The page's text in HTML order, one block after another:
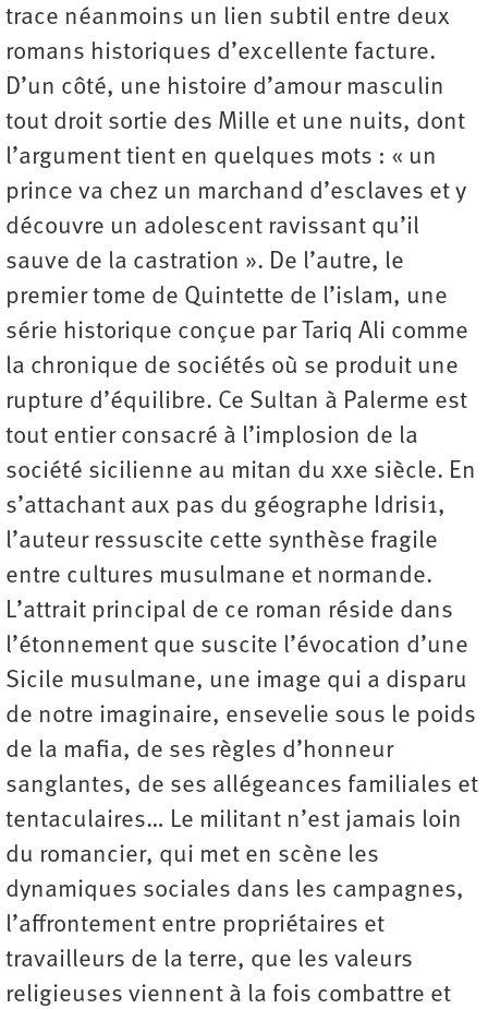
trace néanmoins un lien subtil entre deux
romans historiques d’excellente facture.
D’un côté, une histoire d’amour masculin
tout droit sortie des Mille et une nuits, dont
l’argument tient en quelques mots : « un
prince va chez un marchand d’esclaves et y
découvre un adolescent ravissant qu’il
sauve de la castration ». De l’autre, le
premier tome de Quintette de l’islam, une
série historique conçue par Tariq Ali comme
la chronique de sociétés où se produit une
rupture d’équilibre. Ce Sultan à Palerme est
tout entier consacré à l’implosion de la
société sicilienne au mitan du xxe siècle. En
s’attachant aux pas du géographe Idrisi1,
l’auteur ressuscite cette synthèse fragile
entre cultures musulmane et normande.
L’attrait principal de ce roman réside dans
l’étonnement que suscite l’évocation d’une
Sicile musulmane, une image qui a disparu
de notre imaginaire, ensevelie sous le poids
de la mafia, de ses règles d’honneur
sanglantes, de ses allégeances familiales et
tentaculaires… Le militant n’est jamais loin
du romancier, qui met en scène les
dynamiques sociales dans les campagnes,
l’affrontement entre propriétaires et
travailleurs de la terre, que les valeurs
religieuses viennent à la fois combattre et